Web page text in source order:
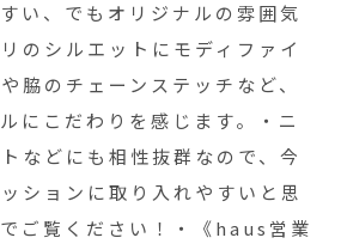
21:00(オーダーストップ
ハウス#ハウス松江
ンブーシュート#シャンブレ
い、でもオリジナルの雰囲気
のシルエットにモディファイ
脇のチェーンステッチなど、
にこだわりを感じます。・ニ
などにも相性抜群なので、今
ションに取り入れやすいと思
ご覧ください！・《haus営業